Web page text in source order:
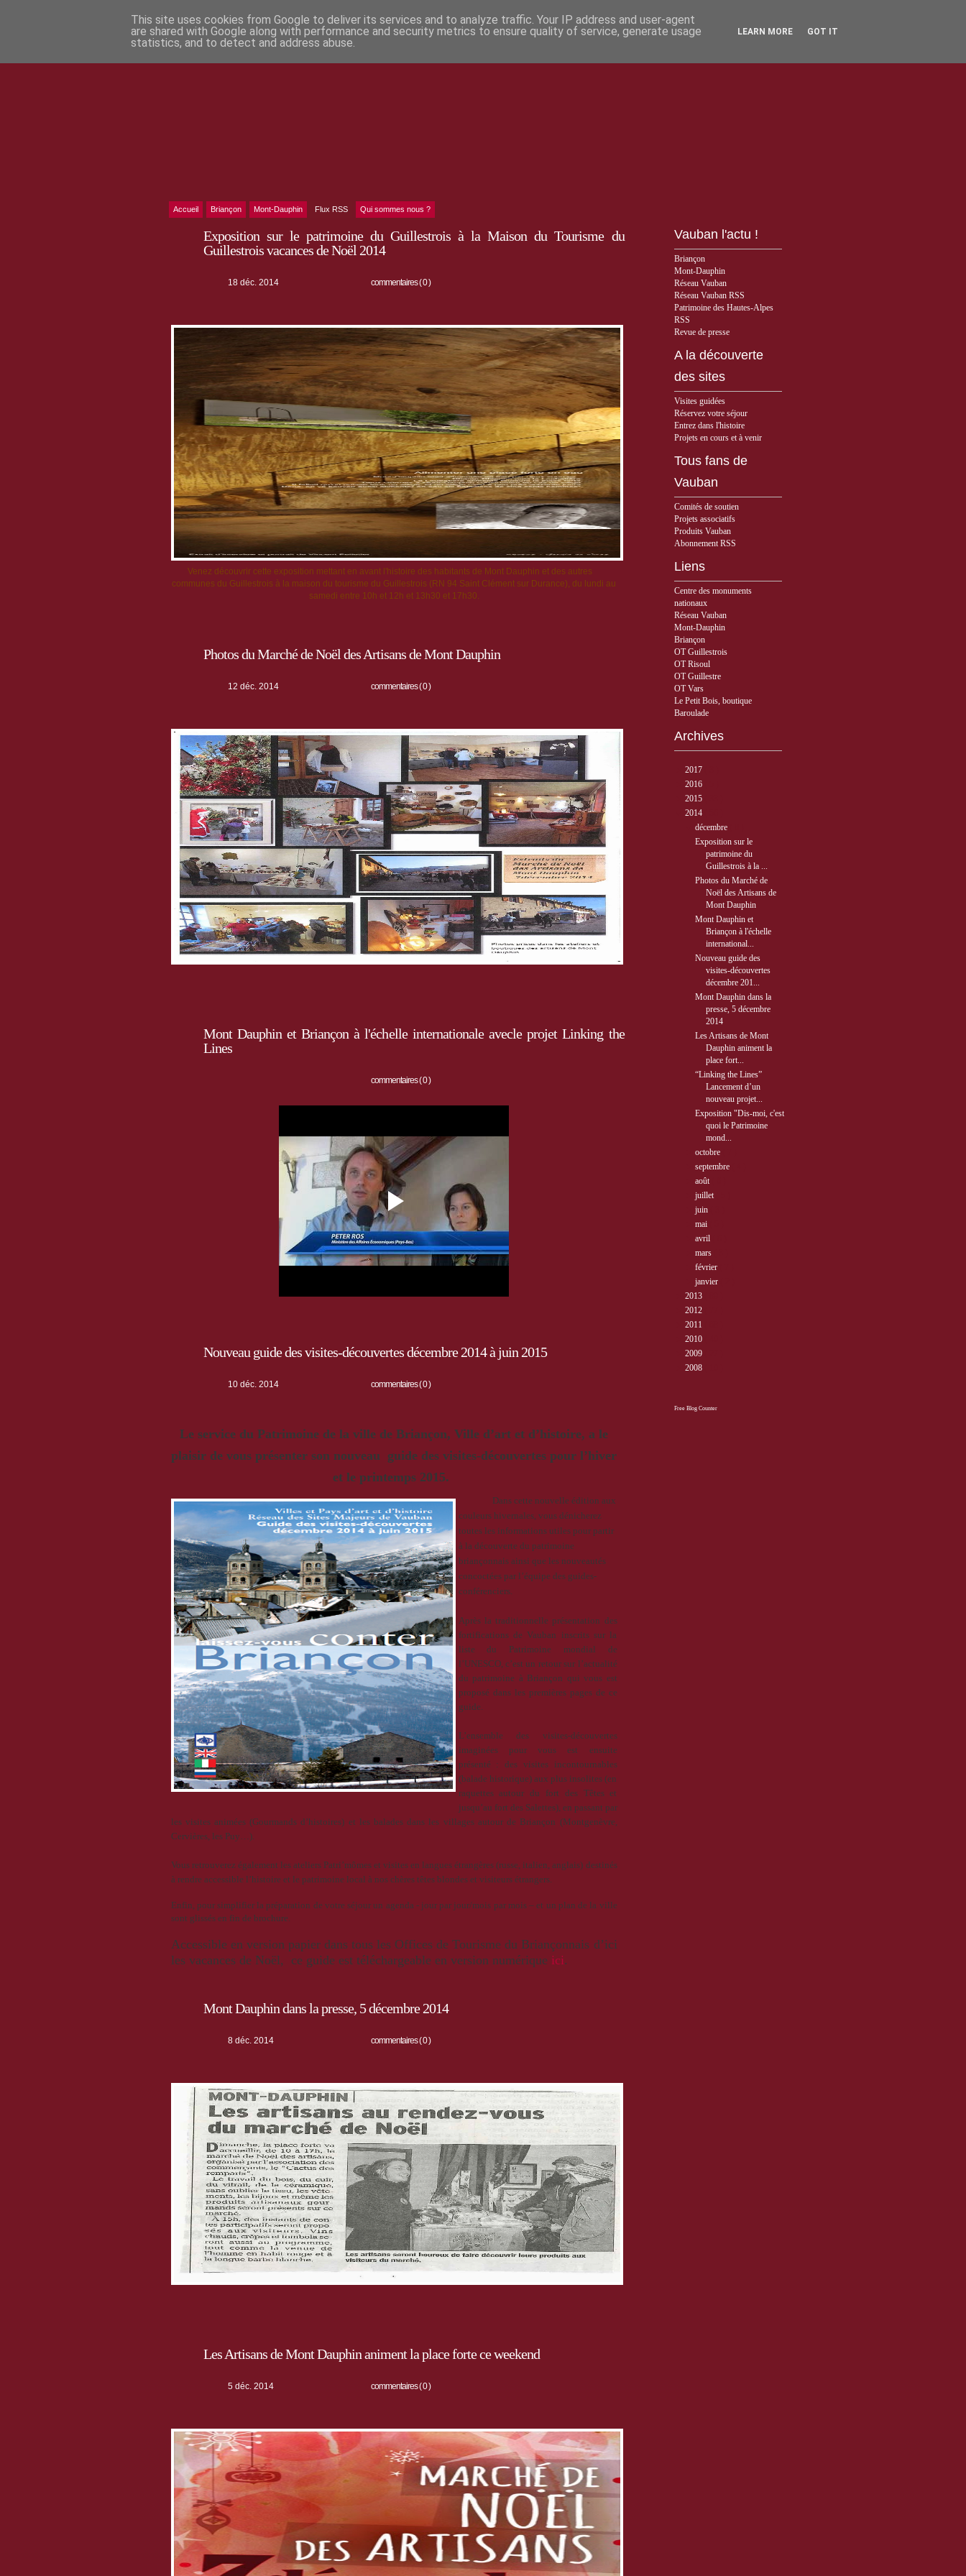
Accueil Briançon Mont-Dauphin Flux RSS Qui sommes nous ?
Exposition sur le patrimoine du Guillestrois à la Maison du Tourisme du
Guillestrois vacances de Noël 2014
18 déc. 2014 commentaires ( 0 )
Venez découvrir cette exposition mettant en avant l'histoire des habitants de Mont Dauphin et des autres
communes du Guillestrois à la maison du tourisme du Guillestrois (RN 94 Saint Clément sur Durance), du lundi au
samedi entre 10h et 12h et 13h30 et 17h30.
Photos du Marché de Noël des Artisans de Mont Dauphin
12 déc. 2014 commentaires ( 0 )
Mont Dauphin et Briançon à l'échelle internationale avecle projet Linking the
Lines
commentaires ( 0 )
Nouveau guide des visites-découvertes décembre 2014 à juin 2015
10 déc. 2014 commentaires ( 0 )
Le service du Patrimoine de la ville de Briançon, Ville d’art et d’histoire, a le
plaisir de vous présenter son nouveau guide des visites-découvertes pour l’hiver
et le printemps 2015.
Dans cette nouvelle édition aux
couleurs hivernales, vous dénicherez
toutes les informations utiles pour partir
à la découverte du patrimoine
briançonnais ainsi que les nouveautés
concoctées par l’équipe des guides-
conférenciers.
Après la traditionnelle présentation des
fortifications de Vauban inscrits sur la
liste du Patrimoine mondial de
l’UNESCO, c’est un retour sur l’actualité
du patrimoine à Briançon qui vous est
proposé dans les premières pages de ce
guide.
L’ensemble des visites-découvertes
imaginées pour vous est ensuite
présenté : des visites incontournables
(balade historique) aux plus insolites (en
raquettes autour du fort des Têtes et
jusqu’au fort des Salettes), en passant par
les visites animées (Gourmands d’histoires) et les balades dans les villages autour de Briançon (Montgenèvre,
Cervières, les Puy…).
Vous retrouverez également les ateliers Patri’mômes et visites en langues étrangères (russe, italien, anglais) destinés
à rendre accessible l’histoire et le patrimoine local à nos chères têtes blondes et visiteurs étrangers.
Enfin, pour simplifier la préparation de votre séjour un agenda - jour par jour/mois par mois – et un plan de la ville
sont glissés en fin de brochure.
Accessible en version papier dans tous les Offices de Tourisme du Briançonnais d’ici
les vacances de Noël,
ce guide est téléchargeable en version numérique ici.
Mont Dauphin dans la presse, 5 décembre 2014
8 déc. 2014 commentaires ( 0 )
Les Artisans de Mont Dauphin animent la place forte ce weekend
5 déc. 2014 commentaires ( 0 )
Vauban l'actu !
Briançon
Mont-Dauphin
Réseau Vauban
Réseau Vauban RSS
Patrimoine des Hautes-Alpes
RSS
Revue de presse
A la découverte
des sites
Visites guidées
Réservez votre séjour
Entrez dans l'histoire
Projets en cours et à venir
Tous fans de
Vauban
Comités de soutien
Projets associatifs
Produits Vauban
Abonnement RSS
Liens
Centre des monuments
nationaux
Réseau Vauban
Mont-Dauphin
Briançon
OT Guillestrois
OT Risoul
OT Guillestre
OT Vars
Le Petit Bois, boutique
Baroulade
Archives
2017
2016
2015
2014
décembre
Exposition sur le
patrimoine du
Guillestrois à la ...
Photos du Marché de
Noël des Artisans de
Mont Dauphin
Mont Dauphin et
Briançon à l'échelle
international...
Nouveau guide des
visites-découvertes
décembre 201...
Mont Dauphin dans la
presse, 5 décembre
2014
Les Artisans de Mont
Dauphin animent la
place fort...
“Linking the Lines”
Lancement d’un
nouveau projet...
Exposition "Dis-moi, c'est
quoi le Patrimoine
mond...
octobre
septembre
août
juillet
juin
mai
avril
mars
février
janvier
2013
2012
2011
2010
2009
2008
Free Blog Counter
This site uses cookies from Google to deliver its services and to analyze traffic. Your IP address and user-agent
are shared with Google along with performance and security metrics to ensure quality of service, generate usage
statistics, and to detect and address abuse.
LEARN MORE GOT IT